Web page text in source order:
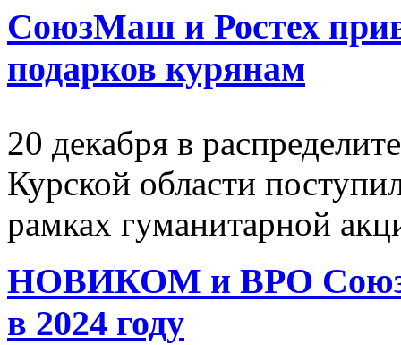
СоюзМаш и Ростех
подарков курянам
20 декабря в
Курской области
рамках гуманитарной
НОВИКОМ и ВРО
в 2024 году